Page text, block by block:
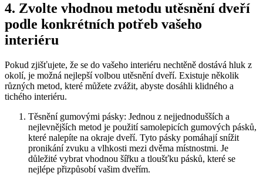
4. Zvolte vhodnou metodu utěsnění‌ dveří
podle konkrétních potřeb ‍vašeho‌
interiéru
Pokud zjišťujete, že se‌ do vašeho‌ interiéru nechtěně dostává hluk z
okolí, ⁣je možná nejlepší volbou utěsnění dveří. Existuje několik
různých metod, které⁤ můžete​ zvážit, ⁣abyste dosáhli klidného a
tichého ⁣interiéru.
Těsnění gumovými pásky: Jednou z nejjednodušších‍ a
nejlevnějších metod je použití samolepicích gumových pásků,
​které nalepíte na okraje dveří. Tyto pásky pomáhají snížit
pronikání zvuku a⁢ vlhkosti mezi dvěma místnostmi. Je
důležité vybrat vhodnou šířku a tloušťku pásků, které se
nejlépe přizpůsobí vašim dveřím.